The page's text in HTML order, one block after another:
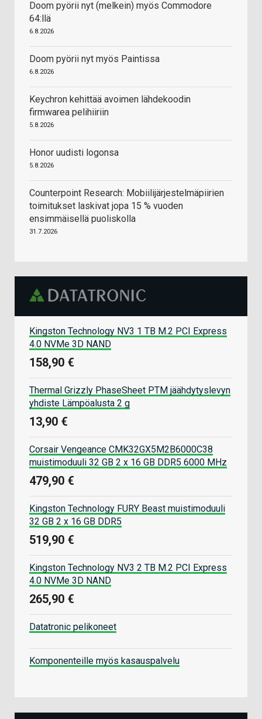
Doom pyörii nyt (melkein) myös Commodore
64:llä
6.8.2026
Doom pyörii nyt myös Paintissa
6.8.2026
Keychron kehittää avoimen lähdekoodin
firmwarea pelihiiriin
5.8.2026
Honor uudisti logonsa
5.8.2026
Counterpoint Research: Mobiilijärjestelmäpiirien
toimitukset laskivat jopa 15 % vuoden
ensimmäisellä puoliskolla
31.7.2026
Kingston Technology NV3 1 TB M.2 PCI Express
4.0 NVMe 3D NAND
158,90 €
Thermal Grizzly PhaseSheet PTM jäähdytyslevyn
yhdiste Lämpöalusta 2 g
13,90 €
Corsair Vengeance CMK32GX5M2B6000C38
muistimoduuli 32 GB 2 x 16 GB DDR5 6000 MHz
479,90 €
Kingston Technology FURY Beast muistimoduuli
32 GB 2 x 16 GB DDR5
519,90 €
Kingston Technology NV3 2 TB M.2 PCI Express
4.0 NVMe 3D NAND
265,90 €
Datatronic pelikoneet
Komponenteille myös kasauspalvelu